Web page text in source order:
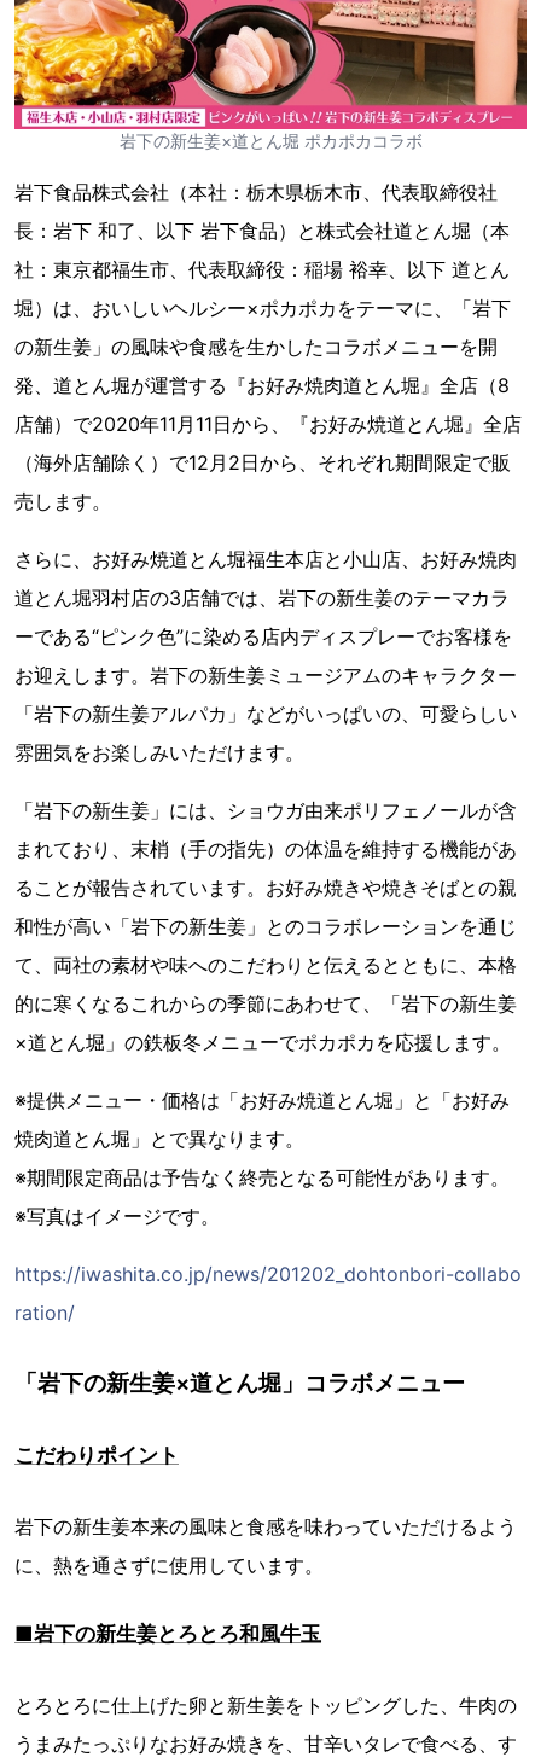
岩下の新生姜×道とん堀 ポカポカコラボ
岩下食品株式会社（本社：栃木県栃木市、代表取締役社
長：岩下 和了、以下 岩下食品）と株式会社道とん堀（本
社：東京都福生市、代表取締役：稲場 裕幸、以下 道とん
堀）は、おいしいヘルシー×ポカポカをテーマに、「岩下
の新生姜」の風味や食感を生かしたコラボメニューを開
発、道とん堀が運営する『お好み焼肉道とん堀』全店（8
店舗）で2020年11月11日から、『お好み焼道とん堀』全店
（海外店舗除く）で12月2日から、それぞれ期間限定で販
売します。
さらに、お好み焼道とん堀福生本店と小山店、お好み焼肉
道とん堀羽村店の3店舗では、岩下の新生姜のテーマカラ
ーである“ピンク色”に染める店内ディスプレーでお客様を
お迎えします。岩下の新生姜ミュージアムのキャラクター
「岩下の新生姜アルパカ」などがいっぱいの、可愛らしい
雰囲気をお楽しみいただけます。
「岩下の新生姜」には、ショウガ由来ポリフェノールが含
まれており、末梢（手の指先）の体温を維持する機能があ
ることが報告されています。お好み焼きや焼きそばとの親
和性が高い「岩下の新生姜」とのコラボレーションを通じ
て、両社の素材や味へのこだわりと伝えるとともに、本格
的に寒くなるこれからの季節にあわせて、「岩下の新生姜
×道とん堀」の鉄板冬メニューでポカポカを応援します。
※提供メニュー・価格は「お好み焼道とん堀」と「お好み
焼肉道とん堀」とで異なります。
※期間限定商品は予告なく終売となる可能性があります。
※写真はイメージです。
https://iwashita.co.jp/news/201202_dohtonbori-collabo
ration/
「岩下の新生姜×道とん堀」コラボメニュー
こだわりポイント
岩下の新生姜本来の風味と食感を味わっていただけるよう
に、熱を通さずに使用しています。
■岩下の新生姜とろとろ和風牛玉
とろとろに仕上げた卵と新生姜をトッピングした、牛肉の
うまみたっぷりなお好み焼きを、甘辛いタレで食べる、す